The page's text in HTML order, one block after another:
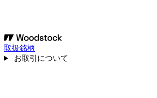
取扱銘柄
お取引について